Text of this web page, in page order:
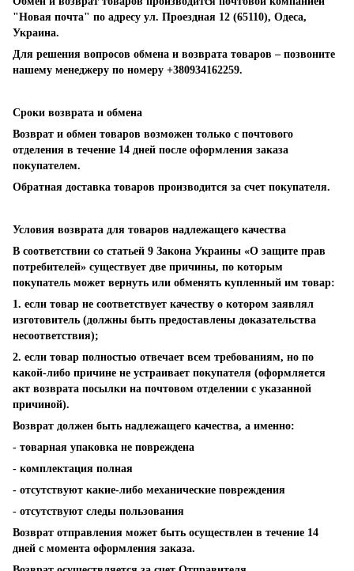
"Новая почта" по адресу ул. Проездная 12 (65110), Одеса,
Украина.
Для решения вопросов обмена и возврата товаров – позвоните
нашему менеджеру по номеру +380934162259.
Сроки возврата и обмена
Возврат и обмен товаров возможен только с почтового
отделения в течение 14 дней после оформления заказа
покупателем.
Обратная доставка товаров производится за счет покупателя.
Условия возврата для товаров надлежащего качества
В соответствии со статьей 9 Закона Украины «О защите прав
потребителей» существует две причины, по которым
покупатель может вернуть или обменять купленный им товар:
1. если товар не соответствует качеству о котором заявлял
изготовитель (должны быть предоставлены доказательства
несоответствия);
2. если товар полностью отвечает всем требованиям, но по
какой-либо причине не устраивает покупателя (оформляется
акт возврата посылки на почтовом отделении с указанной
причиной).
Возврат должен быть надлежащего качества, а именно:
- товарная упаковка не повреждена
- комплектация полная
- отсутствуют какие-либо механические повреждения
- отсутствуют следы пользования
Возврат отправления может быть осуществлен в течение 14
дней с момента оформления заказа.